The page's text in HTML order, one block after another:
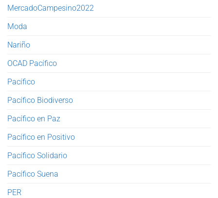
MercadoCampesino2022
Moda
Nariño
OCAD Pacífico
Pacífico
Pacífico Biodiverso
Pacífico en Paz
Pacífico en Positivo
Pacífico Solidario
Pacífico Suena
PER